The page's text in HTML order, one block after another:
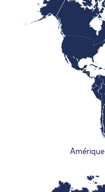
Amérique